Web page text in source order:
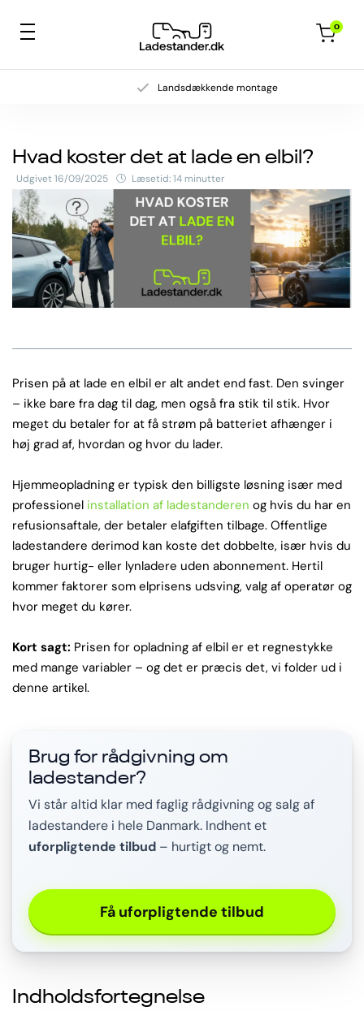
0
Landsdækkende montage
Hvad koster det at lade en elbil?
Udgivet 16/09/2025 Læsetid: 14 minutter
Prisen på at lade en elbil er alt andet end fast. Den svinger
– ikke bare fra dag til dag, men også fra stik til stik. Hvor
meget du betaler for at få strøm på batteriet afhænger i
høj grad af, hvordan og hvor du lader.
Hjemmeopladning er typisk den billigste løsning især med
professionel installation af ladestanderen og hvis du har en
refusionsaftale, der betaler elafgiften tilbage. Offentlige
ladestandere derimod kan koste det dobbelte, især hvis du
bruger hurtig- eller lynladere uden abonnement. Hertil
kommer faktorer som elprisens udsving, valg af operatør og
hvor meget du kører.
Kort sagt: Prisen for opladning af elbil er et regnestykke
med mange variabler – og det er præcis det, vi folder ud i
denne artikel.
Brug for rådgivning om
ladestander?
Vi står altid klar med faglig rådgivning og salg af
ladestandere i hele Danmark. Indhent et
uforpligtende tilbud – hurtigt og nemt.
Få uforpligtende tilbud
Indholdsfortegnelse